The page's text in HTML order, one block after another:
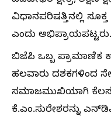
ವಿಧಾನಪರಿಷತ್ತಿನಲ್ಲಿ ಸೂಕ್ತ
ಎಂದು ಅಭಿಪ್ರಾಯಪಟ್ಟರು.
ಬಿಜೆಪಿ ಒಬ್ಬ ಪ್ರಾಮಾಣಿಕ
ಹಲವಾರು ದಶಕಗಳಿಂದ
ಸಮಾಜಮುಖಿಯಾಗಿ ಕೆಲಸ
ಕೆ.ಎಂ.ಸುರೇಶರನ್ನು